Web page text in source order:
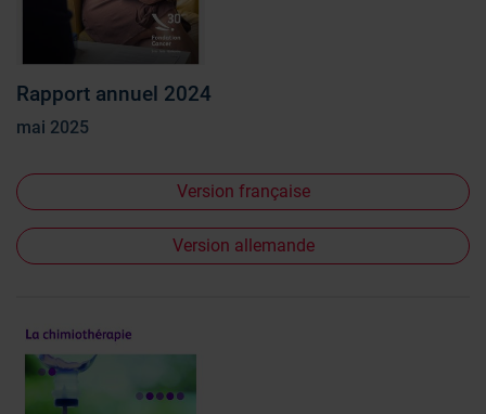
Rapport annuel 2024
mai 2025
Version française
Version allemande